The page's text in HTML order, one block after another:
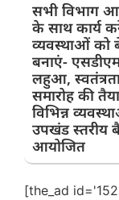
सभी विभाग
के साथ कार्य
व्यवस्थाओं को
बनाएं-
लहुआ,
समारोह की
विभिन्न
उपखंड स्तरीय
आयोजित
[the_ad